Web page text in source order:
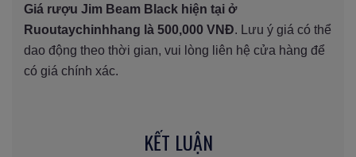
Giá rượu Jim Beam Black hiện tại ở
Ruoutaychinhhang là 500,000 VNĐ. Lưu ý giá có thể
dao động theo thời gian, vui lòng liên hệ cửa hàng để
có giá chính xác.
KẾT LUẬN